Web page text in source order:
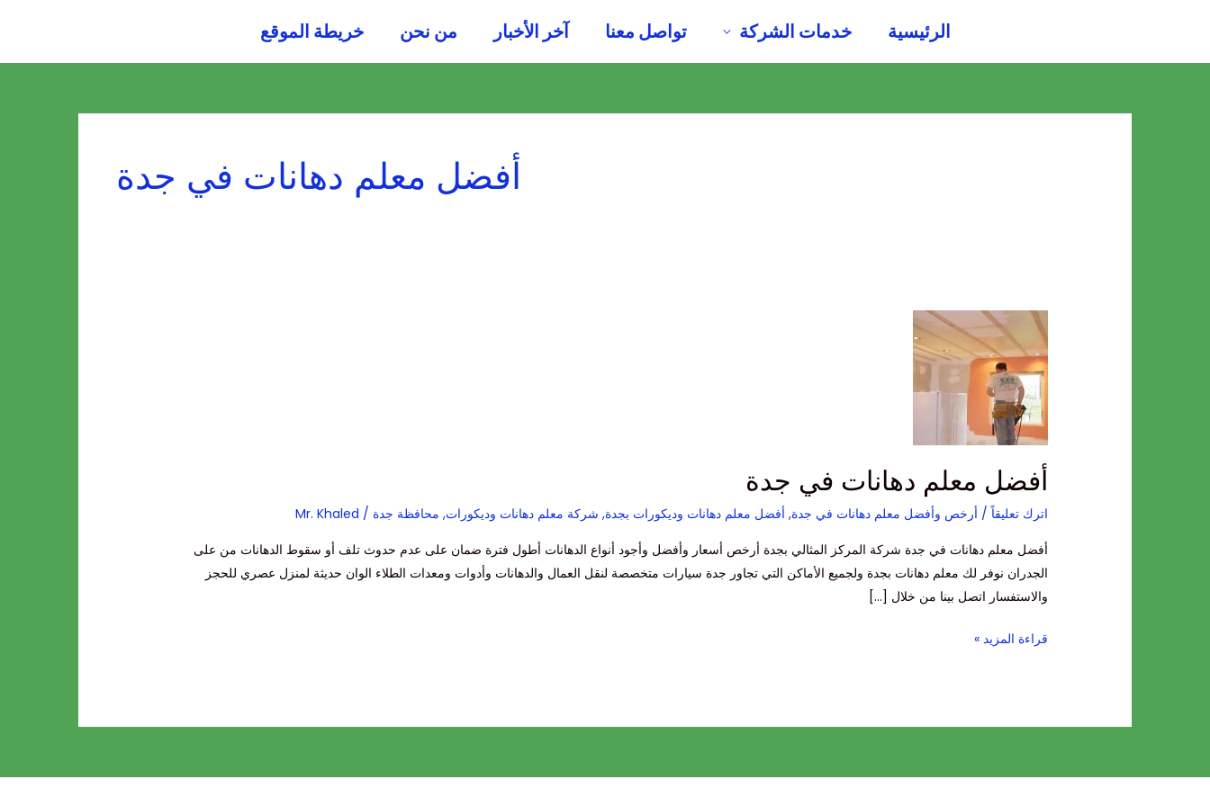
الرئيسية خدمات الشركة تواصل معنا آخر الأخبار من نحن خريطة الموقع
أفضل معلم دهانات في جدة
أفضل معلم دهانات في جدة
اترك تعليقاً / أرخص وأفضل معلم دهانات في جدة, أفضل معلم دهانات وديكورات بجدة, شركة معلم دهانات وديكورات, محافظة جدة /
Mr. Khaled
أفضل معلم دهانات في جدة شركة المركز المثالي بجدة أرخص أسعار وأفضل وأجود أنواع الدهانات أطول فترة ضمان على عدم حدوث تلف أو سقوط الدهانات من على
الجدران نوفر لك معلم دهانات بجدة ولجميع الأماكن التي تجاور جدة سيارات متخصصة لنقل العمال والدهانات وأدوات ومعدات الطلاء الوان حديثة لمنزل عصري للحجز
والاستفسار اتصل بينا من خلال […]
أفضل
معلم
دهانات
في
جدة
قراءة المزيد »